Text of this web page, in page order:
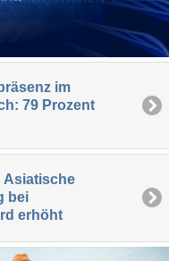
im
79 Prozent
Asiatische
bei
erhöht